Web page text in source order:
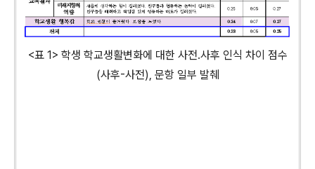
<표 1> 학생 학교생활변화에 대한 사전․사후 인식 차이 점수
(사후-사전), 문항 일부 발췌